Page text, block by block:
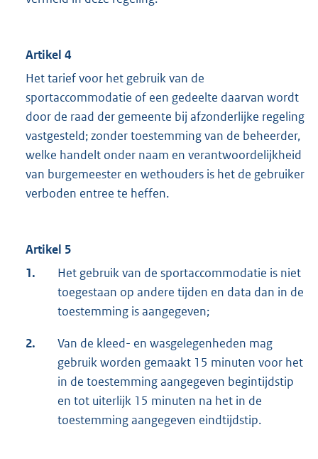
Artikel 4
Het tarief voor het gebruik van de
sportaccommodatie of een gedeelte daarvan wordt
door de raad der gemeente bij afzonderlijke regeling
vastgesteld; zonder toestemming van de beheerder,
welke handelt onder naam en verantwoordelijkheid
van burgemeester en wethouders is het de gebruiker
verboden entree te heffen.
Artikel 5
1.
Het gebruik van de sportaccommodatie is niet
toegestaan op andere tijden en data dan in de
toestemming is aangegeven;
2.
Van de kleed- en wasgelegenheden mag
gebruik worden gemaakt 15 minuten voor het
in de toestemming aangegeven begintijdstip
en tot uiterlijk 15 minuten na het in de
toestemming aangegeven eindtijdstip.